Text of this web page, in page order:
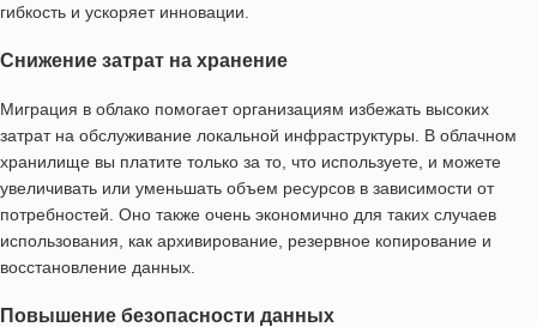
гибкость и ускоряет инновации.
Снижение затрат на хранение
Миграция в облако помогает организациям избежать высоких
затрат на обслуживание локальной инфраструктуры. В облачном
хранилище вы платите только за то, что используете, и можете
увеличивать или уменьшать объем ресурсов в зависимости от
потребностей. Оно также очень экономично для таких случаев
использования, как архивирование, резервное копирование и
восстановление данных.
Повышение безопасности данных